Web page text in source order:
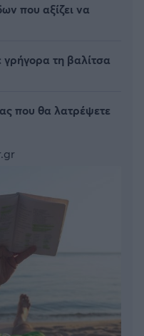
που αξίζει να
γρήγορα τη βαλίτσα
που θα λατρέψετε